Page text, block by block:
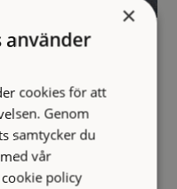
invigdes i
1923. Arkitekten
var Ernst Torulf
så att det för
med torn.
– och är – Malmska
×
använder
cookies för att
Genom
samtycker du
vår
policy